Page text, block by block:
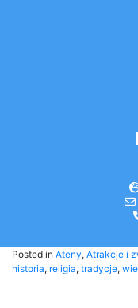
Posted in Ateny, Atrakcje i
historia, religia, tradycje,